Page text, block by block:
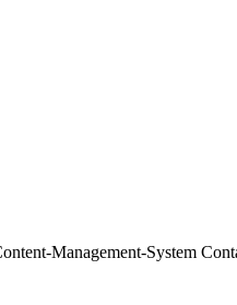
Management-System